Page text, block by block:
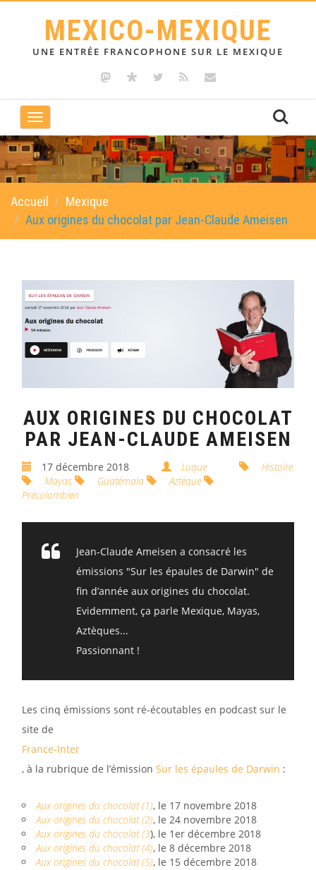
MEXICO-MEXIQUE
UNE ENTRÉE FRANCOPHONE SUR LE MEXIQUE
Toggle
navigation
Accueil
Mexique
Aux origines du chocolat par Jean-Claude Ameisen
AUX ORIGINES DU CHOCOLAT
PAR JEAN-CLAUDE AMEISEN
17 décembre 2018 Luque
Histoire
Mayas
Guatémala
Aztèque
Précolombien
Jean-Claude Ameisen a consacré les
émissions "Sur les épaules de Darwin" de
fin d’année aux origines du chocolat.
Evidemment, ça parle Mexique, Mayas,
Aztèques...
Passionnant !
Les cinq émissions sont ré-écoutables en podcast sur le
site de
France-Inter
, à la rubrique de l’émission Sur les épaules de Darwin :
Aux origines du chocolat (1), le 17 novembre 2018
Aux origines du chocolat (2), le 24 novembre 2018
Aux origines du chocolat (3), le 1er décembre 2018
Aux origines du chocolat (4), le 8 décembre 2018
Aux origines du chocolat (5), le 15 décembre 2018